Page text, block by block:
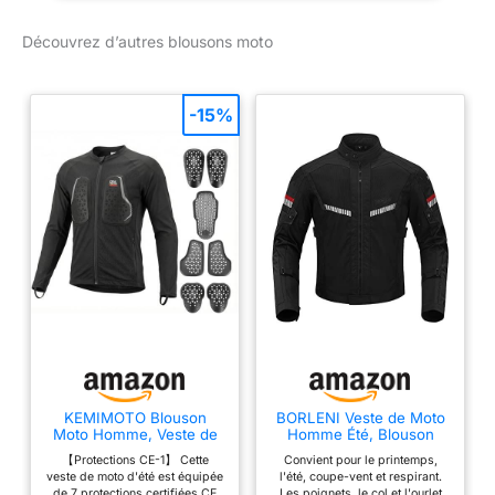
Découvrez d’autres blousons moto
KEMIMOTO Blouson
Moto Homme, Veste de
Moto Respirante et
Légère avec 7
Protections CE
【Protections CE-1】 Cette
veste de moto d'été est équipée
-15%
BORLENI Veste de Moto
Homme Été, Blouson
Homologué CE
Protections Amovibles
Convient pour le printemps,
l'été, coupe-vent et respirant.